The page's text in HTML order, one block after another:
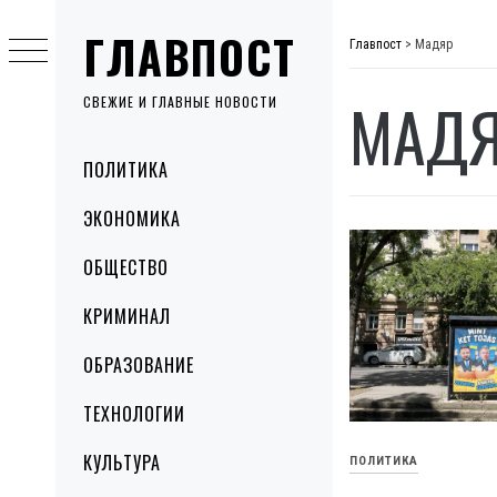
ГЛАВПОСТ
СВЕЖИЕ И ГЛАВНЫЕ НОВОСТИ
MenuПОЛИТИКА
ЭКОНОМИКА
ОБЩЕСТВО
КРИМИНАЛ
ОБРАЗОВАНИЕ
ТЕХНОЛОГИИ
КУЛЬТУРА
to
content
Главпост > Мадяр
ПОЛИТИКА